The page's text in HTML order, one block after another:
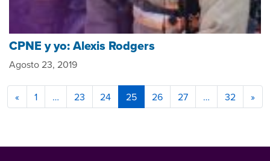
CPNE y yo: Alexis Rodgers
Agosto 23, 2019
« 1 … 23 24 25 26 27 … 32 »